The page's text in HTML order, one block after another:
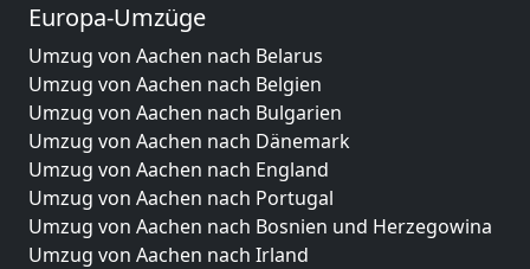
Europa-Umzüge
Umzug von Aachen nach Belarus
Umzug von Aachen nach Belgien
Umzug von Aachen nach Bulgarien
Umzug von Aachen nach Dänemark
Umzug von Aachen nach England
Umzug von Aachen nach Portugal
Umzug von Aachen nach Bosnien und Herzegowina
Umzug von Aachen nach Irland